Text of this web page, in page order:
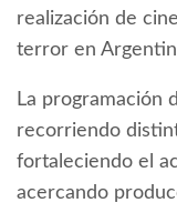
realización de
terror en
La programación
recorriendo
fortaleciendo el
acercando